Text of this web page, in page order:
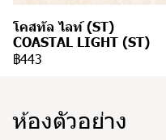
โคสทัล ไลท์ (ST)
COASTAL LIGHT (ST)
฿443
ห้องตัวอย่าง